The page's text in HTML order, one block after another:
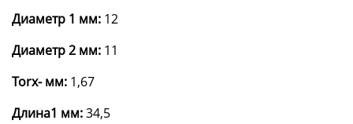
Диаметр 1 мм: 12
Диаметр 2 мм: 11
Torx- мм: 1,67
Длина1 мм:34,5